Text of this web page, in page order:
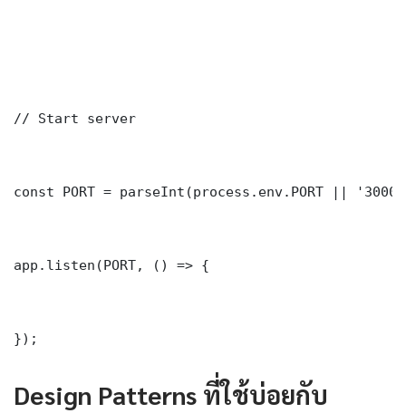
// Start server
const PORT = parseInt(process.env.PORT ||
app.listen(PORT, () => {
});
Design Patterns ที่ใช้บ่อยกับ